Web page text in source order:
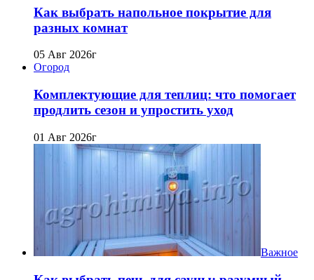
Как выбрать напольное покрытие для
разных комнат
05 Авг 2026г
Огород
Комплектующие для теплиц: что помогает
продлить сезон и упростить уход
01 Авг 2026г
Важное